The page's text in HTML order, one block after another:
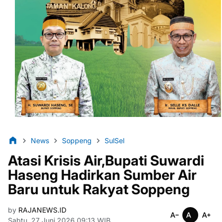
News Soppeng SulSel
Atasi Krisis Air,Bupati Suwardi
Haseng Hadirkan Sumber Air
Baru untuk Rakyat Soppeng
by RAJANEWS.ID